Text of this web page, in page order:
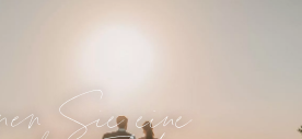
Sie eine